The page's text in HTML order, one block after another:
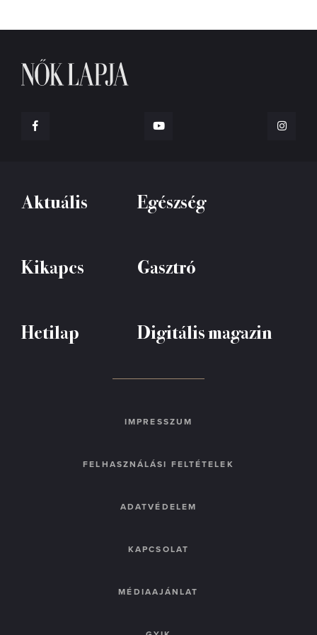
Aktuális Egészség
Kikapcs Gasztró
Hetilap Digitális magazin
IMPRESSZUM
FELHASZNÁLÁSI FELTÉTELEK
ADATVÉDELEM
KAPCSOLAT
MÉDIAAJÁNLAT